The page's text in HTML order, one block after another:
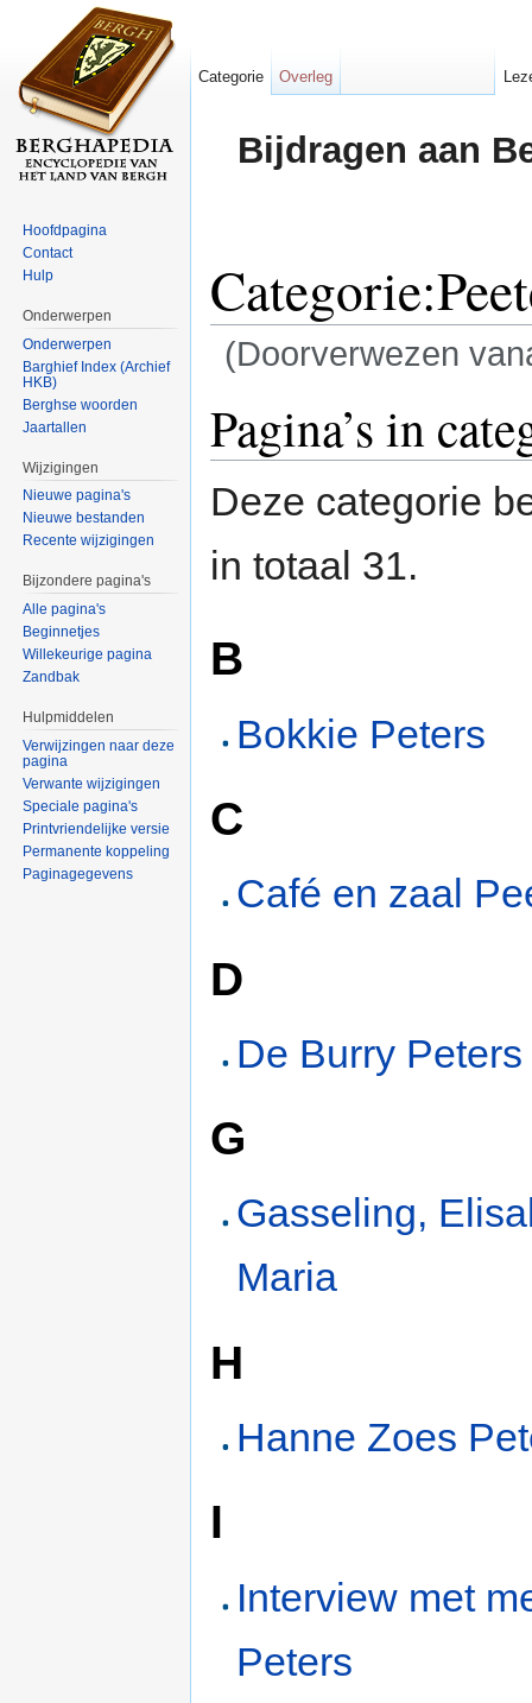
Bijdragen aan
(Doorverwezen
Pagina’s in
Deze categorie
in totaal 31.
B
Bokkie Peters
C
Café en zaal
D
De Burry Peters
G
Gasseling,
Maria
H
Hanne Zoes
I
Interview met
Peters
Categorie Overleg
Hoofdpagina
Contact
Hulp
Onderwerpen
Onderwerpen
Barghief Index (Archief
HKB)
Berghse woorden
Jaartallen
Wijzigingen
Nieuwe pagina's
Nieuwe bestanden
Recente wijzigingen
Bijzondere pagina's
Alle pagina's
Beginnetjes
Willekeurige pagina
Zandbak
Hulpmiddelen
Verwijzingen naar deze
pagina
Verwante wijzigingen
Speciale pagina's
Printvriendelijke versie
Permanente koppeling
Paginagegevens